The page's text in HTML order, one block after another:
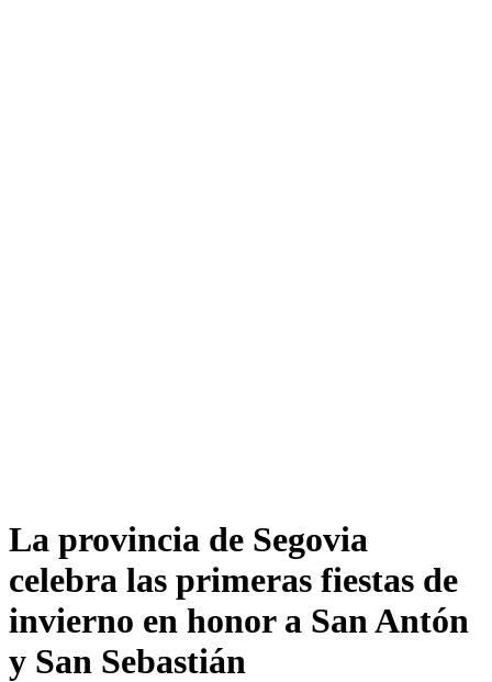
La provincia de Segovia
celebra las primeras fiestas de
invierno en honor a San Antón
y San Sebastián